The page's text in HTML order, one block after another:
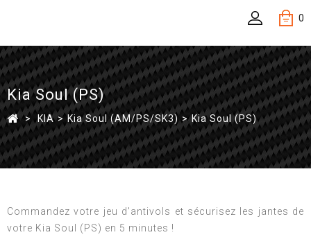
0
Kia Soul (PS)
> KIA > Kia Soul (AM/PS/SK3) > Kia Soul (PS)
Commandez votre jeu d'antivols et sécurisez les jantes de
votre Kia Soul (PS) en 5 minutes !